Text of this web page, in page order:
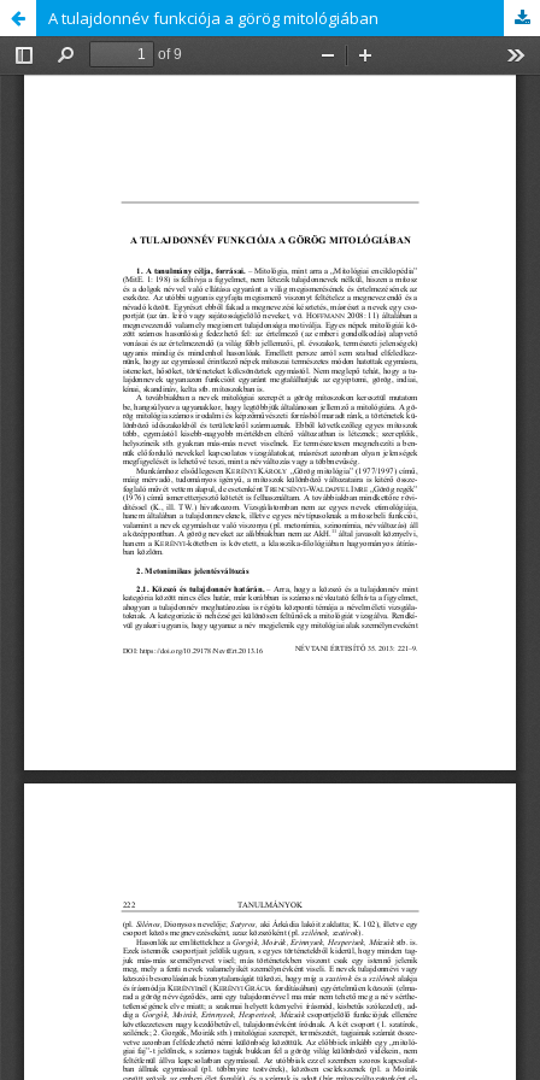
A tulajdonnév funkciója a görög mitológiában